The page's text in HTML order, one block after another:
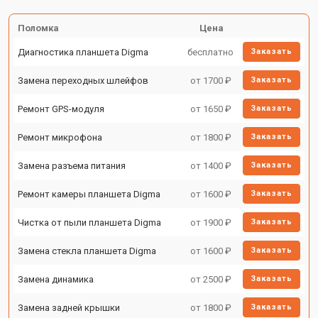
Поломка Цена
Диагностика планшета Digma бесплатно Заказать
Замена переходных шлейфов от 1700 ₽ Заказать
Ремонт GPS-модуля от 1650 ₽ Заказать
Ремонт микрофона от 1800 ₽ Заказать
Замена разъема питания от 1400 ₽ Заказать
Ремонт камеры планшета Digma от 1600 ₽ Заказать
Чистка от пыли планшета Digma от 1900 ₽ Заказать
Замена стекла планшета Digma от 1600 ₽ Заказать
Замена динамика от 2500 ₽ Заказать
Замена задней крышки от 1800 ₽ Заказать